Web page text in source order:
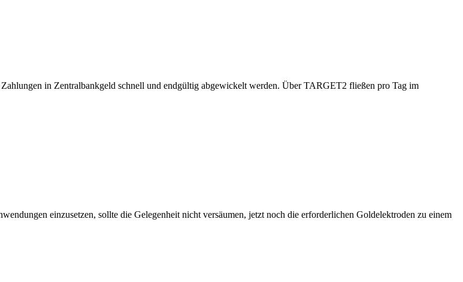
in Zentralbankgeld schnell und endgültig abgewickelt werden. Über TARGET2 fließen pro Tag im
einzusetzen, sollte die Gelegenheit nicht versäumen, jetzt noch die erforderlichen Goldelektroden zu einem